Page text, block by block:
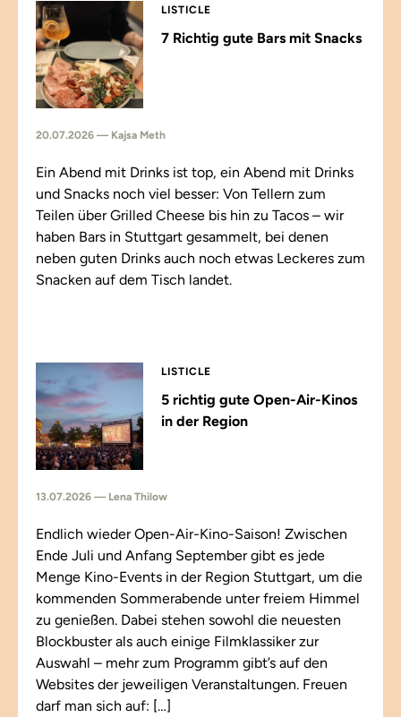
LISTICLE
7 Richtig gute Bars mit Snacks
20.07.2026 — Kajsa Meth
Ein Abend mit Drinks ist top, ein Abend mit Drinks
und Snacks noch viel besser: Von Tellern zum
Teilen über Grilled Cheese bis hin zu Tacos – wir
haben Bars in Stuttgart gesammelt, bei denen
neben guten Drinks auch noch etwas Leckeres zum
Snacken auf dem Tisch landet.
LISTICLE
5 richtig gute Open-Air-Kinos
in der Region
13.07.2026 — Lena Thilow
Endlich wieder Open-Air-Kino-Saison! Zwischen
Ende Juli und Anfang September gibt es jede
Menge Kino-Events in der Region Stuttgart, um die
kommenden Sommerabende unter freiem Himmel
zu genießen. Dabei stehen sowohl die neuesten
Blockbuster als auch einige Filmklassiker zur
Auswahl – mehr zum Programm gibt’s auf den
Websites der jeweiligen Veranstaltungen. Freuen
darf man sich auf: […]